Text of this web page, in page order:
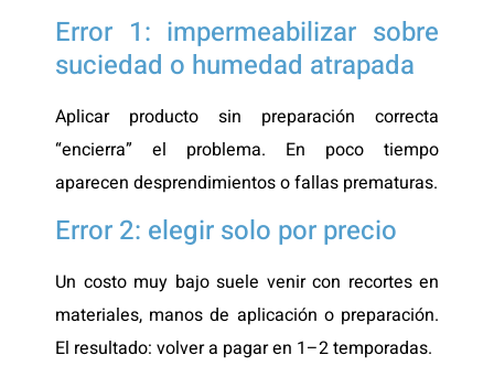
Error 1: impermeabilizar sobre
suciedad o humedad atrapada
Aplicar producto sin preparación correcta
“encierra” el problema. En poco tiempo
aparecen desprendimientos o fallas prematuras.
Error 2: elegir solo por precio
Un costo muy bajo suele venir con recortes en
materiales, manos de aplicación o preparación.
El resultado: volver a pagar en 1–2 temporadas.